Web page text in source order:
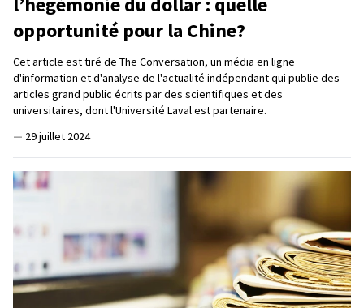
opportunité pour la Chine?
Cet article est tiré de The Conversation, un média en ligne
d'information et d'analyse de l'actualité indépendant qui publie des
articles grand public écrits par des scientifiques et des
universitaires, dont l'Université Laval est partenaire.
— 29 juillet 2024